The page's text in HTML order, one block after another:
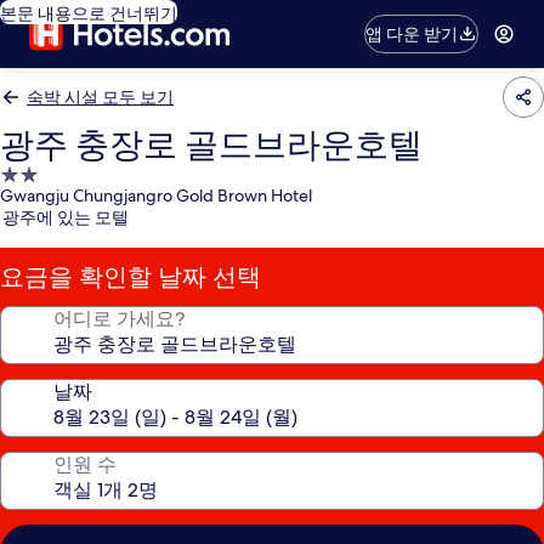
본문 내용으로 건너뛰기
앱 다운 받기
숙박 시설 모두 보기
광주 충장로 골드브라운호텔
2.0
성
급
숙
박
시
Gwangju Chungjangro Gold Brown Hotel
광주에 있는 모텔
요금을 확인할 날짜 선택
어디로 가세요?
날짜
인원 수